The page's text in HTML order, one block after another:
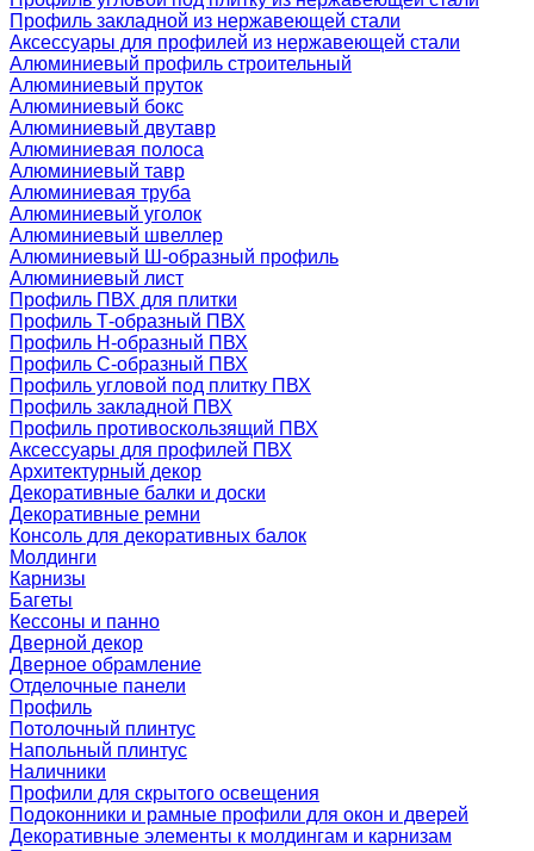
Профиль закладной из нержавеющей стали
Аксессуары для профилей из нержавеющей стали
Алюминиевый профиль строительный
Алюминиевый пруток
Алюминиевый бокс
Алюминиевый двутавр
Алюминиевая полоса
Алюминиевый тавр
Алюминиевая труба
Алюминиевый уголок
Алюминиевый швеллер
Алюминиевый Ш-образный профиль
Алюминиевый лист
Профиль ПВХ для плитки
Профиль Т-образный ПВХ
Профиль H-образный ПВХ
Профиль C-образный ПВХ
Профиль угловой под плитку ПВХ
Профиль закладной ПВХ
Профиль противоскользящий ПВХ
Аксессуары для профилей ПВХ
Архитектурный декор
Декоративные балки и доски
Декоративные ремни
Консоль для декоративных балок
Молдинги
Карнизы
Багеты
Кессоны и панно
Дверной декор
Дверное обрамление
Отделочные панели
Профиль
Потолочный плинтус
Напольный плинтус
Наличники
Профили для скрытого освещения
Подоконники и рамные профили для окон и дверей
Декоративные элементы к молдингам и карнизам